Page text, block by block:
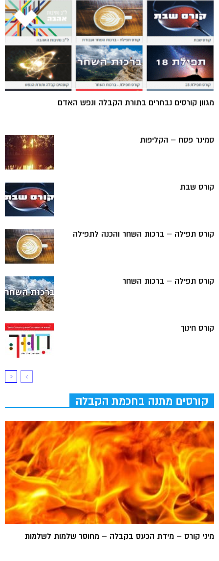
מגוון קורסים נבחרים בתורת הקבלה ונפש האדם
סמינר פסח – הקליפות
קורס שבת
קורס תפילה – ברכות השחר והכנה לתפילה
קורס תפילה – ברכות השחר
קורס חינוך
קורסים מתנה בחכמת הקבלה
מיני קורס – מידת הכעס בקבלה – מחוסר שלמות לשלמות